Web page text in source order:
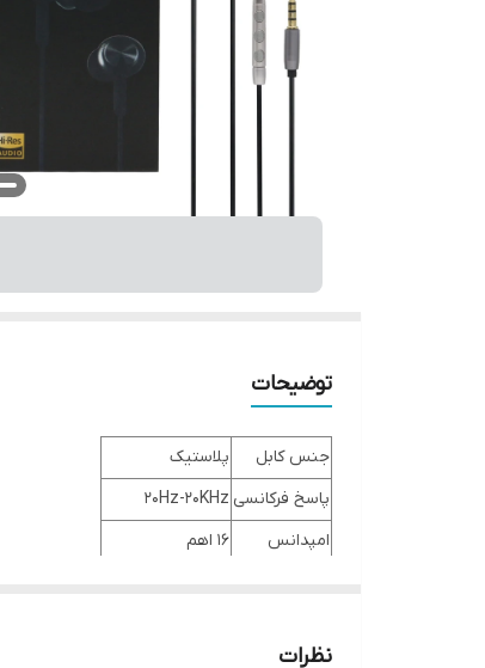
توضیحات
جنس کابل
پلاستیک
پاسخ فرکانسی 20Hz-20KHz
امپدانس
16 اهم
نظرات